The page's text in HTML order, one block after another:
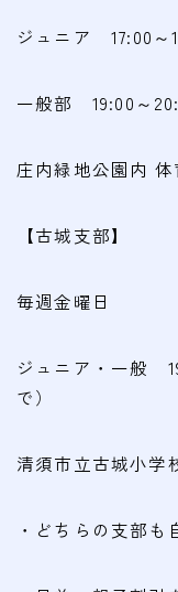
ジュニア 17:00～
一般部 19:00～
庄内緑地公園内 体
【古城支部】
毎週金曜日
ジュニア・一般
で）
清須市立古城小学
・どちらの支部も